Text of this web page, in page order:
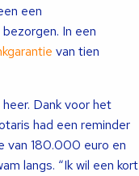
een
In een
van tien
Dank voor het
had een reminder
van 180.000 euro en
langs. “Ik wil een kort